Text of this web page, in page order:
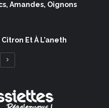
Amandes, Oignons
Et À L’aneth
Page